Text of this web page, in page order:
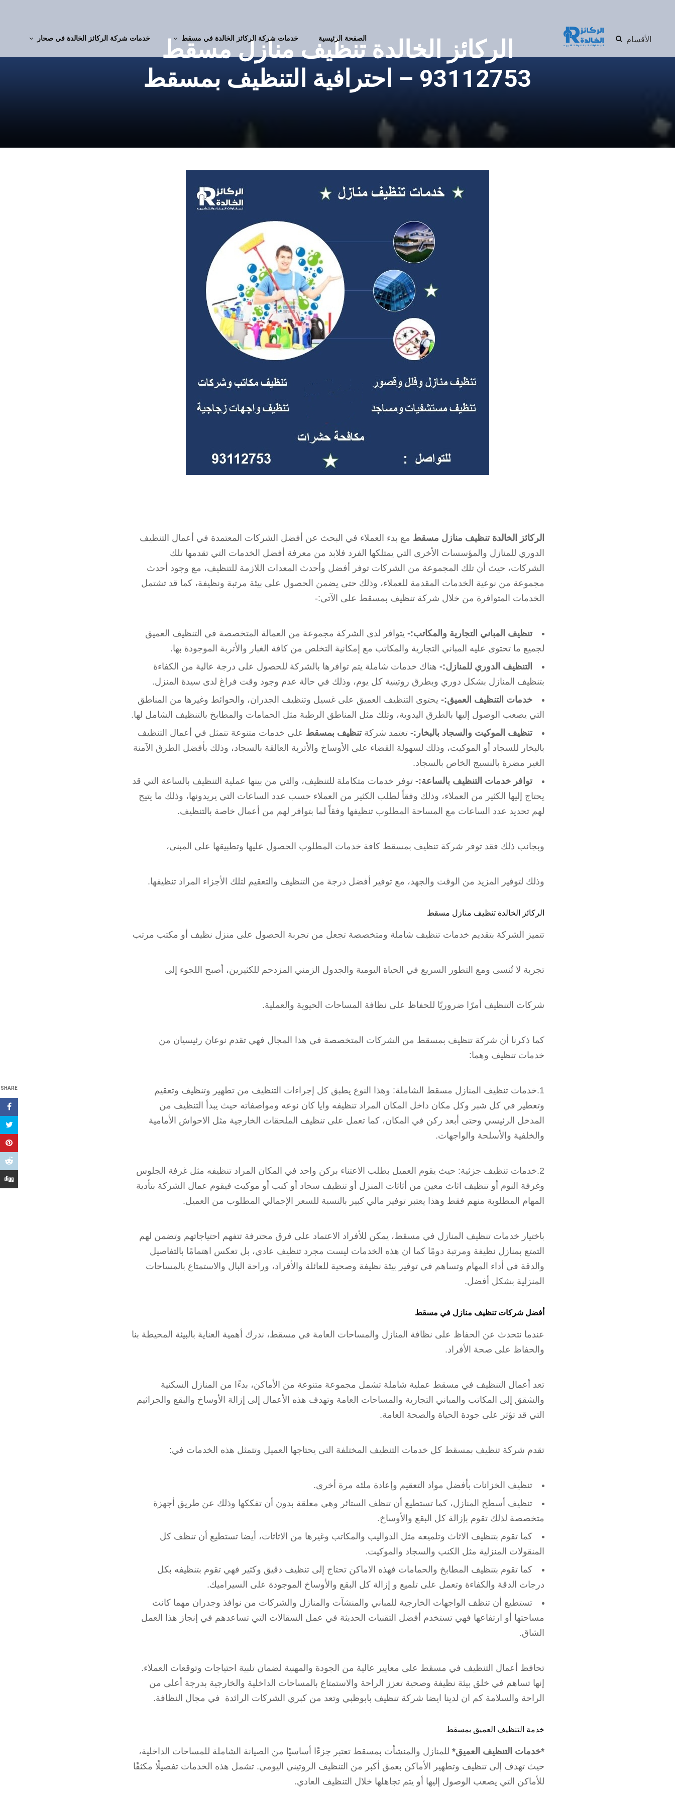
الأقسام الصفحة الرئيسية خدمات شركة الركائز الخالدة في مسقط خدمات شركة الركائز الخالدة في صحار
الركائز الخالدة تنظيف منازل مسقط
93112753 – احترافية التنظيف بمسقط
SHARE
الركائز الخالدة تنظيف منازل مسقط مع بدء العملاء في البحث عن أفضل الشركات المعتمدة في أعمال التنظيف
الدوري للمنازل والمؤسسات الأخرى التي يمتلكها الفرد فلابد من معرفة أفضل الخدمات التي تقدمها تلك
الشركات، حيث أن تلك المجموعة من الشركات توفر أفضل وأحدث المعدات اللازمة للتنظيف، مع وجود أحدث
مجموعة من نوعية الخدمات المقدمة للعملاء، وذلك حتى يضمن الحصول على بيئة مرتبة ونظيفة، كما قد تشتمل
الخدمات المتوافرة من خلال شركة تنظيف بمسقط على الآتي:-
تنظيف المباني التجارية والمكاتب:- يتوافر لدى الشركة مجموعة من العمالة المتخصصة في التنظيف العميق
لجميع ما تحتوى عليه المباني التجارية والمكاتب مع إمكانية التخلص من كافة الغبار والأتربة الموجودة بها.
التنظيف الدوري للمنازل:- هناك خدمات شاملة يتم توافرها بالشركة للحصول على درجة عالية من الكفاءة
بتنظيف المنازل بشكل دوري وبطرق روتينية كل يوم، وذلك في حالة عدم وجود وقت فراغ لدى سيدة المنزل.
خدمات التنظيف العميق:- يحتوى التنظيف العميق على غسيل وتنظيف الجدران، والحوائط وغيرها من المناطق
التي يصعب الوصول إليها بالطرق اليدوية، وتلك مثل المناطق الرطبة مثل الحمامات والمطابخ بالتنظيف الشامل لها.
تنظيف الموكيت والسجاد بالبخار:-تعتمد شركةتنظيف بمسقط على خدمات متنوعة تتمثل في أعمال التنظيف
بالبخار للسجاد أو الموكيت، وذلك لسهولة القضاء على الأوساخ والأتربة العالقة بالسجاد، وذلك بأفضل الطرق الآمنة
الغير مضرة بالنسيج الخاص بالسجاد.
توافر خدمات التنظيف بالساعة:-توفر خدمات متكاملة للتنظيف، والتي من بينها عملية التنظيف بالساعة التي قد
يحتاج إليها الكثير من العملاء، وذلك وفقاً لطلب الكثير من العملاء حسب عدد الساعات التي يريدونها، وذلك ما يتيح
لهم تحديد عدد الساعات مع المساحة المطلوب تنظيفها وفقاً لما بتوافر لهم من أعمال خاصة بالتنظيف.
وبجانب ذلك فقد توفر شركة تنظيف بمسقط كافة خدمات المطلوب الحصول عليها وتطبيقها على المبنى،
وذلك لتوفير المزيد من الوقت والجهد، مع توفير أفضل درجة من التنظيف والتعقيم لتلك الأجزاء المراد تنظيفها.
الركائز الخالدة تنظيف منازل مسقط
تتميز الشركة بتقديم خدمات تنظيف شاملة ومتخصصة تجعل من تجربة الحصول على منزل نظيف أو مكتب مرتب
تجربة لا تُنسى ومع التطور السريع في الحياة اليومية والجدول الزمني المزدحم للكثيرين، أصبح اللجوء إلى
شركات التنظيف أمرًا ضروريًا للحفاظ على نظافة المساحات الحيوية والعملية.
كما ذكرنا أن شركة تنظيف بمسقط من الشركات المتخصصة في هذا المجال فهي تقدم نوعان رئيسيان من
خدمات تنظيف وهما:
1.خدمات تنظيف المنازل مسقط الشاملة: وهذا النوع يطبق كل إجراءات التنظيف من تطهير وتنظيف وتعقيم
وتعطير في كل شبر وكل مكان داخل المكان المراد تنظيفه وايا كان نوعه ومواصفاته حيث يبدأ التنظيف من
المدخل الرئيسي وحتى أبعد ركن في المكان، كما تعمل على تنظيف الملحقات الخارجية مثل الاحواش الأمامية
والخلفية والأسلحة والواجهات.
2.خدمات تنظيف جزئية: حيث يقوم العميل بطلب الاعتناء بركن واحد في المكان المراد تنظيفه مثل غرفة الجلوس
وغرفة النوم أو تنظيف اثاث معين من أثاثات المنزل أو تنظيف سجاد أو كنب أو موكيت فيقوم عمال الشركة بتأدية
المهام المطلوبة منهم فقط وهذا يعتبر توفير مالي كبير بالنسبة للسعر الإجمالي المطلوب من العميل.
باختيار خدمات تنظيف المنازل في مسقط، يمكن للأفراد الاعتماد على فرق محترفة تتفهم احتياجاتهم وتضمن لهم
التمتع بمنازل نظيفة ومرتبة دومًا كما ان هذه الخدمات ليست مجرد تنظيف عادي، بل تعكس اهتمامًا بالتفاصيل
والدقة في أداء المهام وتساهم في توفير بيئة نظيفة وصحية للعائلة والأفراد، وراحة البال والاستمتاع بالمساحات
المنزلية بشكل أفضل.
أفضل شركات تنظيف منازل في مسقط
عندما نتحدث عن الحفاظ على نظافة المنازل والمساحات العامة في مسقط، ندرك أهمية العناية بالبيئة المحيطة بنا
والحفاظ على صحة الأفراد.
تعد أعمال التنظيف في مسقط عملية شاملة تشمل مجموعة متنوعة من الأماكن، بدءًا من المنازل السكنية
والشقق إلى المكاتب والمباني التجارية والمساحات العامة وتهدف هذه الأعمال إلى إزالة الأوساخ والبقع والجراثيم
التي قد تؤثر على جودة الحياة والصحة العامة.
تقدم شركة تنظيف بمسقط كل خدمات التنظيف المختلفة التى يحتاجها العميل وتتمثل هذه الخدمات في:
تنظيف الخزانات بأفضل مواد التعقيم وإعادة ملئه مرة أخرى.
تنظيف أسطح المنازل، كما تستطيع أن تنظف الستائر وهي معلقة بدون أن تفككها وذلك عن طريق أجهزة
متخصصة لذلك تقوم بإزالة كل البقع والأوساخ.
كما تقوم بتنظيف الاثاث وتلميعه مثل الدواليب والمكاتب وغيرها من الاثاثات، أيضا تستطيع أن تنظف كل
المنقولات المنزلية مثل الكنب والسجاد والموكيت.
كما تقوم بتنظيف المطابخ والحمامات فهذه الاماكن تحتاج إلى تنظيف دقيق وكثير فهي تقوم بتنظيفه بكل
درجات الدقة والكفاءة وتعمل على تلميع و إزالة كل البقع والأوساخ الموجودة على السيراميك.
تستطيع أن تنظف الواجهات الخارجية للمباني والمنشآت والمنازل والشركات من نوافذ وجدران مهما كانت
مساحتها أو ارتفاعها فهي تستخدم أفضل التقنيات الحديثة في عمل السقالات التي تساعدهم في إنجاز هذا العمل
الشاق.
تحافظ أعمال التنظيف في مسقط على معايير عالية من الجودة والمهنية لضمان تلبية احتياجات وتوقعات العملاء.
إنها تساهم في خلق بيئة نظيفة وصحية تعزز الراحة والاستمتاع بالمساحات الداخلية والخارجية بدرجة أعلى من
الراحة والسلامة كم ان لدينا ايضا شركة تنظيف بابوظبي وتعد من كبري الشركات الرائدة في مجال النظافة.
خدمة التنظيف العميق بمسقط
*خدمات التنظيف العميق* للمنازل والمنشأت بمسقط تعتبر جزءًا أساسيًا من الصيانة الشاملة للمساحات الداخلية،
حيث تهدف إلى تنظيف وتطهير الأماكن بعمق أكبر من التنظيف الروتيني اليومي. تشمل هذه الخدمات تفصيلًا مكثفًا
للأماكن التي يصعب الوصول إليها أو يتم تجاهلها خلال التنظيف العادي.